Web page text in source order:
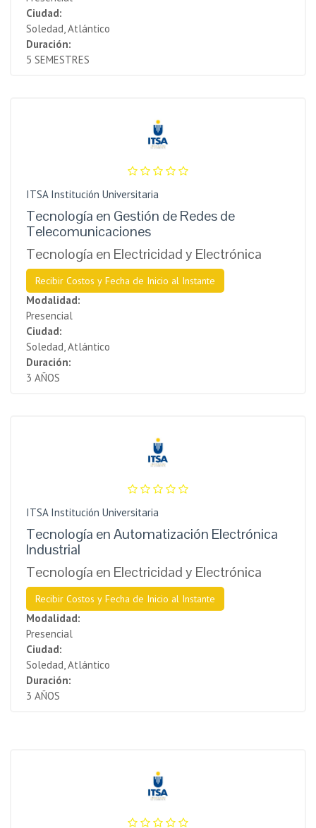
Ciudad:
Soledad, Atlántico
Duración:
5 SEMESTRES
ITSA Institución Universitaria
Tecnología en Gestión de Redes de
Telecomunicaciones
Tecnología en Electricidad y Electrónica
Recibir Costos y Fecha de Inicio al Instante
Modalidad:
Presencial
Ciudad:
Soledad, Atlántico
Duración:
3 AÑOS
ITSA Institución Universitaria
Tecnología en Automatización Electrónica
Industrial
Tecnología en Electricidad y Electrónica
Recibir Costos y Fecha de Inicio al Instante
Modalidad:
Presencial
Ciudad:
Soledad, Atlántico
Duración:
3 AÑOS